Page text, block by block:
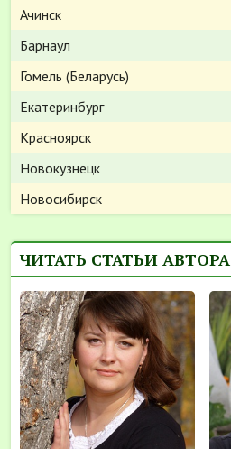
Ачинск
Барнаул
Гомель (Беларусь)
Екатеринбург
Красноярск
Новокузнецк
Новосибирск
ЧИТАТЬ СТАТЬИ АВТОРА